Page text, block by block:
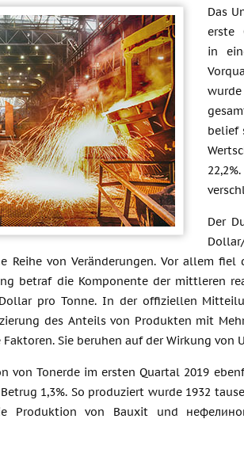
Das
erste
in
belief
Der
Reihe von Veränderungen. Vor allem
betraf die Komponente der mittleren
pro Tonne. In der offiziellen
des Anteils von Produkten mit
Sie beruhen auf der Wirkung von
von Tonerde im ersten Quartal 2019
1,3%. So produziert wurde 1932
Produktion von Bauxit und